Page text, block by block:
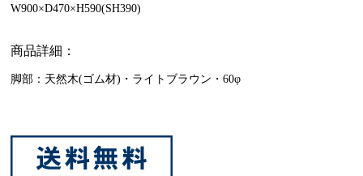
W900×D470×H590(SH390)
商品詳細：
脚部：天然木(ゴム材)・ライトブラウン・60φ